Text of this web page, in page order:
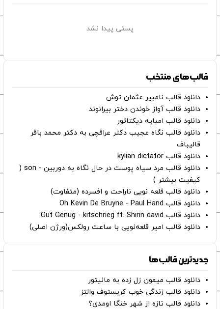
پستی پیدا نشد
قالب‌های منتخب
دانلود قالب نامبیر عثمان ‌توش
دانلود قالب آواز خوندن دختر بیرانوند
دانلود قالب امباپه دیکتاتور
دانلود قالب نگاه عجیب دکتر عراقچی به دکتر محمد باقر
قالیباف
دانلود قالب kylian dictator
دانلود قالب مرد سیاه پوست در حال نگاه به دوربین - son (
کیفیت بیشتر )
دانلود قالب قلعه نویی ناراحت و افسرده (متفاوت)
دانلود قالب Oh Kevin De Bruyne - Paul Hand
دانلود قالب Gut Genug - kitschrieg ft. Shirin david
دانلود قالب امیر قلعه‌نویی با ساعت رولکس(ورژن اصلی)
جدیدترین قالب‌ها
دانلود قالب میمون زل زده به مانیتور
دانلود قالب زندگی خوب کریستوف والتز
دانلود قالب تازه از شهر خنگا اومدی؟